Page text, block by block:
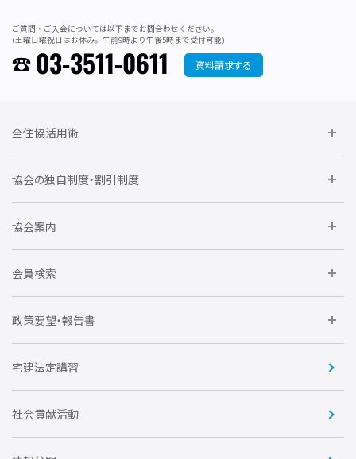
ご質問・ご入会については以下までお問合わせください。
(土曜日曜祝日はお休み。午前9時より午後5時まで受付可能)
03-3511-0611 資料請求する
全住協活用術
委員会に参加しよう
要望活動に参加しよう
協会の独自制度・割引制度
住宅瑕疵担保責任保険割引制度
全住協NET
不動産後見アドバイザー資格講習
会
全住協ビジネスショップ
協会案内
運営組織
トライアル会員制度
会員検索
企業会員
賛助会員
政策要望・報告書
住宅・土地税制改正要望
優良事業表彰
宅建法定講習
社会貢献活動